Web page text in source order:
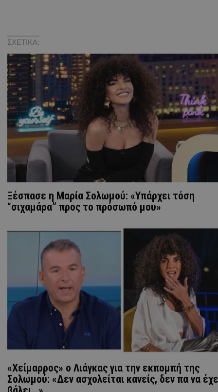
ΣΧΕΤΙΚΑ:
Ξέσπασε η Μαρία Σολωμού: «Υπάρχει τόση
“σιχαμάρα” προς το πρόσωπό μου»
«Χείμαρρος» o Λιάγκας για την εκπομπή της
Σολωμού: «Δεν ασχολείται κανείς, δεν πα να